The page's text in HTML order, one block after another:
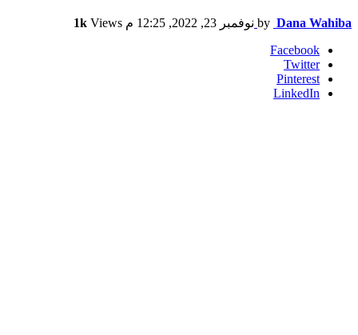
by Dana Wahiba نوفمبر 23, 2022, 12:25 م 1k Views
Facebook
Twitter
Pinterest
LinkedIn